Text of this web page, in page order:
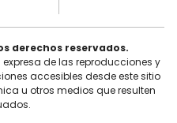
derechos reservados.
expresa de las reproducciones y
accesibles desde este sitio
u otros medios que resulten